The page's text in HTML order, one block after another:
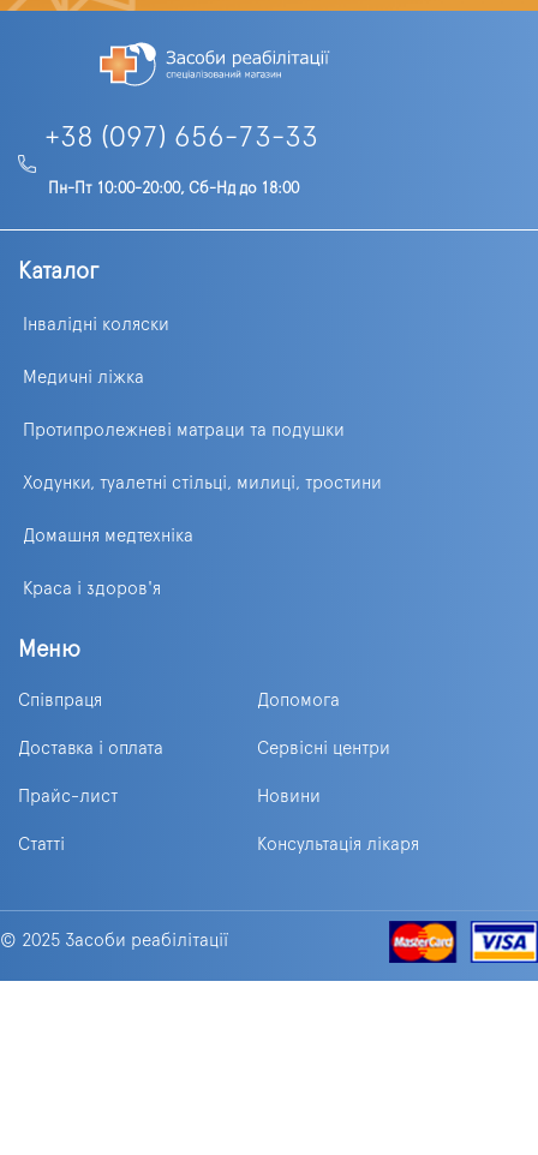
+38 (097) 656-73-33
Пн-Пт 10:00-20:00, Сб-Нд до 18:00
Каталог
Інвалідні коляски
Медичні ліжка
Протипролежневі матраци та подушки
Ходунки, туалетні стільці, милиці, тростини
Домашня медтехніка
Краса і здоров'я
Меню
Співпраця Допомога
Доставка і оплата Сервісні центри
Прайс-лист Новини
Статті Консультація лікаря
© 2025 Засоби реабілітації